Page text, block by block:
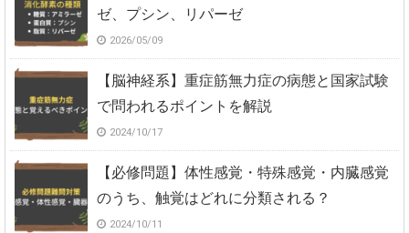
ゼ、プシン、リパーゼ
2026/05/09
【脳神経系】重症筋無力症の病態と国家試験
で問われるポイントを解説
2024/10/17
【必修問題】体性感覚・特殊感覚・内臓感覚
のうち、触覚はどれに分類される？
2024/10/11